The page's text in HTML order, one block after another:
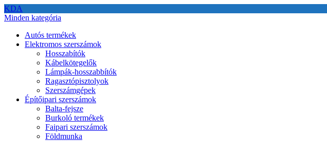
KDA
Minden kategória
Autós termékek
Elektromos szerszámok
Hosszabítók
Kábelkötegelők
Lámpák-hosszabbítók
Ragasztópisztolyok
Szerszámgépek
Építőipari szerszámok
Balta-fejsze
Burkoló termékek
Faipari szerszámok
Földmunka